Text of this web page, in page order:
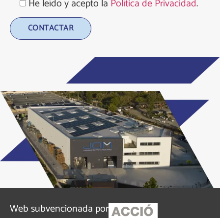
He leído y acepto la Política de Privacidad.
Web subvencionada por